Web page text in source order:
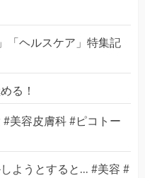
ヘルスケア」特集記
る！
#美容皮膚科 #ピコトー
ようとすると... #美容 #